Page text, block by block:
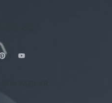
85